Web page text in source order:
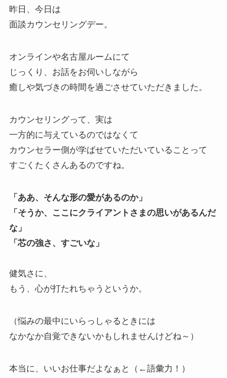
昨日、今日は
面談カウンセリングデー。
オンラインや名古屋ルームにて
じっくり、お話をお伺いしながら
癒しや気づきの時間を過ごさせていただきました。
カウンセリングって、実は
一方的に与えているのではなくて
カウンセラー側が学ばせていただいていることって
すごくたくさんあるのですね。
「ああ、そんな形の愛があるのか」
「そうか、ここにクライアントさまの思いがあるんだ
な」
「芯の強さ、すごいな」
健気さに、
もう、心が打たれちゃうというか。
（悩みの最中にいらっしゃるときには
なかなか自覚できないかもしれませんけどね～）
本当に、いいお仕事だよなぁと（←語彙力！）